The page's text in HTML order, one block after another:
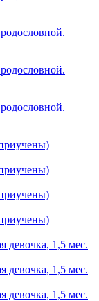
девочка, 1,5 мес.
девочка, 1,5 мес.
девочка, 1,5 мес.